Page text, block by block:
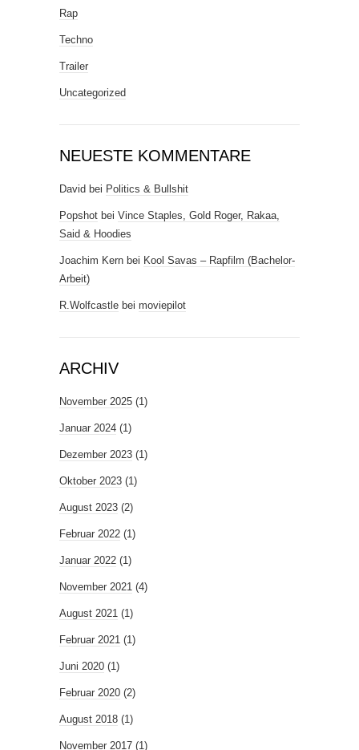
Rap
Techno
Trailer
Uncategorized
NEUESTE KOMMENTARE
David bei Politics & Bullshit
Popshot bei Vince Staples, Gold Roger, Rakaa,
Said & Hoodies
Joachim Kern bei Kool Savas – Rapfilm (Bachelor-
Arbeit)
R.Wolfcastle bei moviepilot
ARCHIV
November 2025 (1)
Januar 2024 (1)
Dezember 2023 (1)
Oktober 2023 (1)
August 2023 (2)
Februar 2022 (1)
Januar 2022 (1)
November 2021 (4)
August 2021 (1)
Februar 2021 (1)
Juni 2020 (1)
Februar 2020 (2)
August 2018 (1)
November 2017 (1)